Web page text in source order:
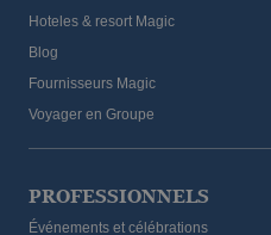
Hoteles & resort Magic
Blog
Fournisseurs Magic
Voyager en Groupe
PROFESSIONNELS
Événements et célébrations